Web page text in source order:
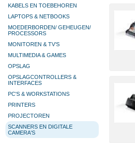
KABELS EN TOEBEHOREN
LAPTOPS & NETBOOKS
MOEDERBORDEN/ GEHEUGEN/
PROCESSORS
MONITOREN & TV’S
MULTIMEDIA & GAMES
OPSLAG
OPSLAGCONTROLLERS &
INTERFACES
PC'S & WORKSTATIONS
PRINTERS
PROJECTOREN
SCANNERS EN DIGITALE
CAMERA'S